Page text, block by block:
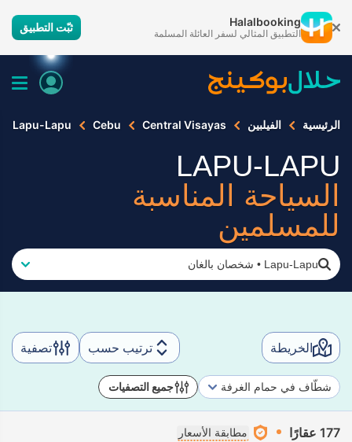
Halalbooking
التطبيق المثالي لسفر العائلة المسلمة ثبّت التطبيق
الرئيسية الفيلبين Central Visayas
Cebu
Lapu-Lapu
LAPU-LAPU
السياحة المناسبة
للمسلمين
Lapu-Lapu
• شخصان بالغان
الخريطة ترتيب حسب تصفية
شطّاف في حمام الغرفة جميع التصفيات
177 عقارًا مطابقة الأسعار